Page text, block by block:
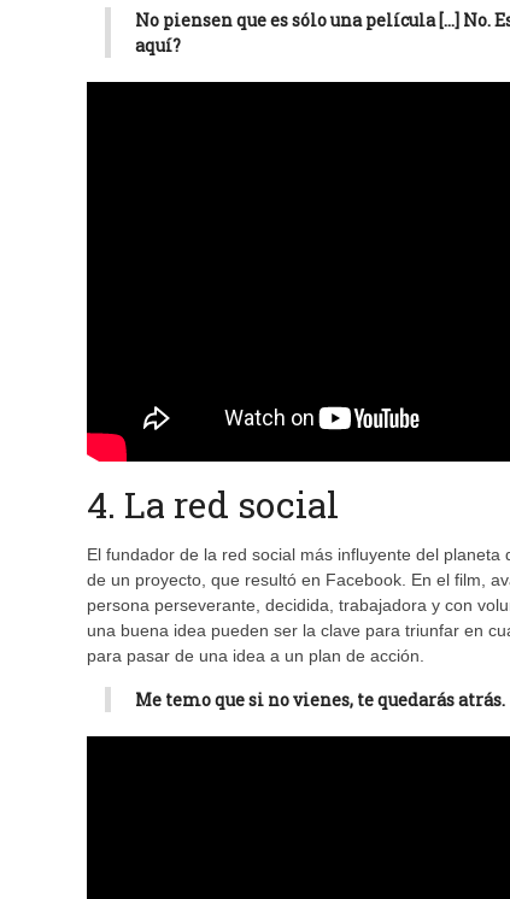
No piensen que es sólo una película […] No.
aquí?
4. La red social
El fundador de la red social más influyente del
de un proyecto, que resultó en Facebook. En el film,
persona perseverante, decidida, trabajadora y con
una buena idea pueden ser la clave para triunfar en
para pasar de una idea a un plan de acción.
Me temo que si no vienes, te quedarás atrás.